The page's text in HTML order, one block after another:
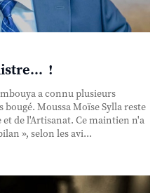
!
a connu plusieurs
Moussa Moïse Sylla reste
de l'Artisanat. Ce maintien n'a
», selon les avi...